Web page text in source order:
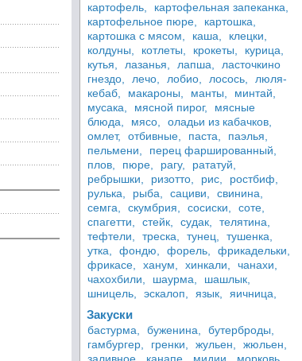
картофель,
картофельная запеканка,
картофельное пюре,
картошка,
картошка с мясом,
каша,
клецки,
колдуны,
котлеты, крокеты,
курица,
кутья,
лазанья, лапша,
ласточкино
гнездо,
лечо, лобио, лосось,
люля-
кебаб,
макароны, манты,
минтай,
мусака,
мясной пирог,
мясные
блюда,
мясо,
оладьи из кабачков,
омлет,
отбивные, паста,
паэлья,
пельмени,
перец фаршированный,
плов,
пюре, рагу,
рататуй,
ребрышки,
ризотто, рис,
ростбиф,
рулька,
рыба, сациви,
свинина,
семга,
скумбрия, сосиски,
соте,
спагетти,
стейк, судак,
телятина,
тефтели,
треска, тунец,
тушенка,
утка,
фондю, форель,
фрикадельки,
фрикасе,
ханум, хинкали,
чанахи,
чахохбили,
шаурма,
шашлык,
шницель,
эскалоп, язык, яичница,
Закуски
бастурма, буженина,
бутерброды,
гамбургер,
гренки, жульен,
жюльен,